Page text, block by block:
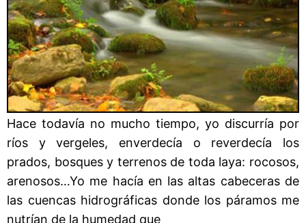
Hace todavía no mucho tiempo, yo discurría por
ríos y vergeles, enverdecía o reverdecía los
prados, bosques y terrenos de toda laya: rocosos,
arenosos…Yo me hacía en las altas cabeceras de
las cuencas hidrográficas donde los páramos me
nutrían de la humedad que